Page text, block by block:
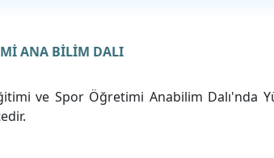
ANA BİLİM DALI
ve Spor Öğretimi Anabilim Dalı'nda